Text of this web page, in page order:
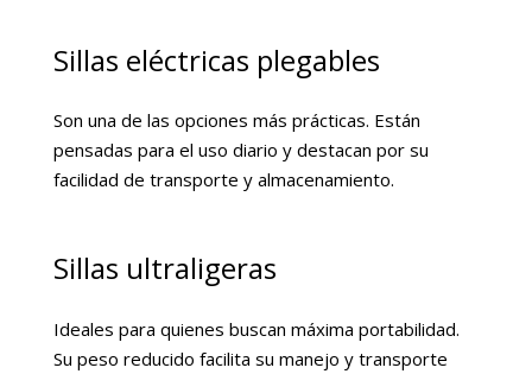
Sillas eléctricas plegables
Son una de las opciones más prácticas. Están
pensadas para el uso diario y destacan por su
facilidad de transporte y almacenamiento.
Sillas ultraligeras
Ideales para quienes buscan máxima portabilidad.
Su peso reducido facilita su manejo y transporte